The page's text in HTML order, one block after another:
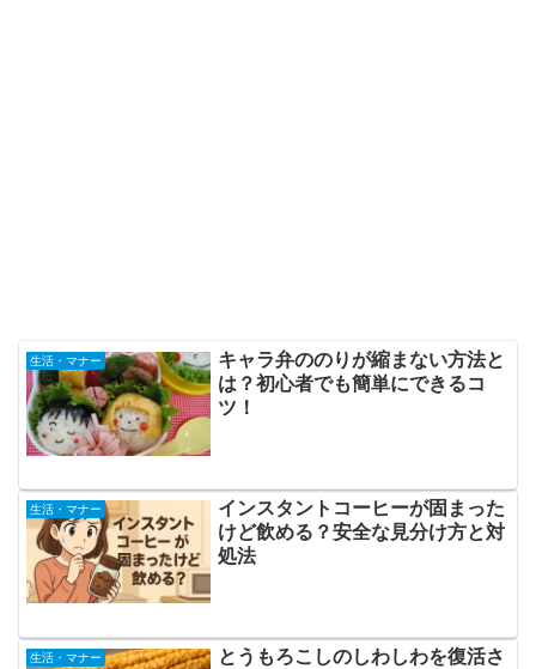
生活・マナー
キャラ弁ののりが縮まない方法と
は？初心者でも簡単にできるコ
ツ！
生活・マナー
インスタントコーヒーが固まった
けど飲める？安全な見分け方と対
処法
生活・マナー
とうもろこしのしわしわを復活さ